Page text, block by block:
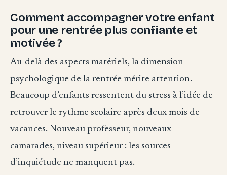
Comment accompagner votre enfant
pour une rentrée plus confiante et
motivée ?
Au-delà des aspects matériels, la dimension
psychologique de la rentrée mérite attention.
Beaucoup d’enfants ressentent du stress à l’idée de
retrouver le rythme scolaire après deux mois de
vacances. Nouveau professeur, nouveaux
camarades, niveau supérieur : les sources
d’inquiétude ne manquent pas.